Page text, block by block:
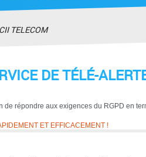
TELECOM
DE TÉLÉ-
répondre aux exigences du RGPD en
ET EFFICACEMENT !